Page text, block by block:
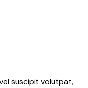
suscipit volutpat,